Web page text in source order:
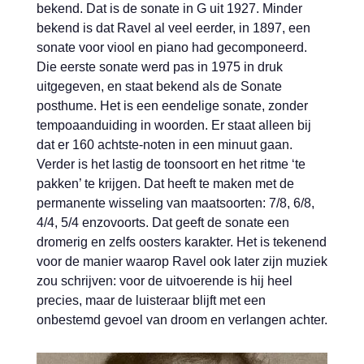
bekend. Dat is de sonate in G uit 1927. Minder
bekend is dat Ravel al veel eerder, in 1897, een
sonate voor viool en piano had gecomponeerd.
Die eerste sonate werd pas in 1975 in druk
uitgegeven, en staat bekend als de Sonate
posthume. Het is een eendelige sonate, zonder
tempoaanduiding in woorden. Er staat alleen bij
dat er 160 achtste-noten in een minuut gaan.
Verder is het lastig de toonsoort en het ritme ‘te
pakken’ te krijgen. Dat heeft te maken met de
permanente wisseling van maatsoorten: 7/8, 6/8,
4/4, 5/4 enzovoorts. Dat geeft de sonate een
dromerig en zelfs oosters karakter. Het is tekenend
voor de manier waarop Ravel ook later zijn muziek
zou schrijven: voor de uitvoerende is hij heel
precies, maar de luisteraar blijft met een
onbestemd gevoel van droom en verlangen achter.